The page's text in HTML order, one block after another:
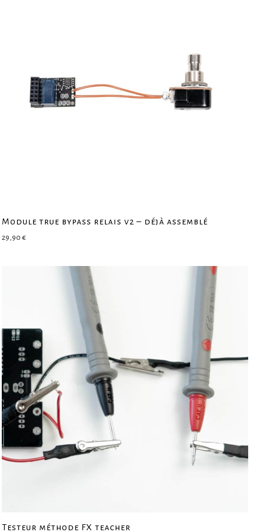
Module true bypass relais v2 – déjà assemblé
29,90€
Testeur méthode FX teacher